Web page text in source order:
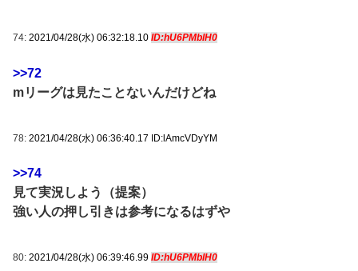
74: 2021/04/28(水) 06:32:18.10 ID:hU6PMblH0
>>72
mリーグは見たことないんだけどね
78: 2021/04/28(水) 06:36:40.17 ID:lAmcVDyYM
>>74
見て実況しよう（提案）
強い人の押し引きは参考になるはずや
80: 2021/04/28(水) 06:39:46.99 ID:hU6PMblH0